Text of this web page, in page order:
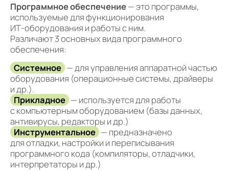
Программное обеспечение— это программы,
используемые для функционирования
ИТ‑оборудования и работы с ним.
Различают 3 основных вида программного
обеспечения:
Cистемное — для управления аппаратной частью
оборудования (операционные системы, драйверы
и др.).
Прикладное — используется для работы
с компьютерным оборудованием (базы данных,
антивирусы, редакторы и др.)
Инструментальное — предназначено
для отладки, настройки и переписывания
программного кода (компиляторы, отладчики,
интерпретаторы и др.)